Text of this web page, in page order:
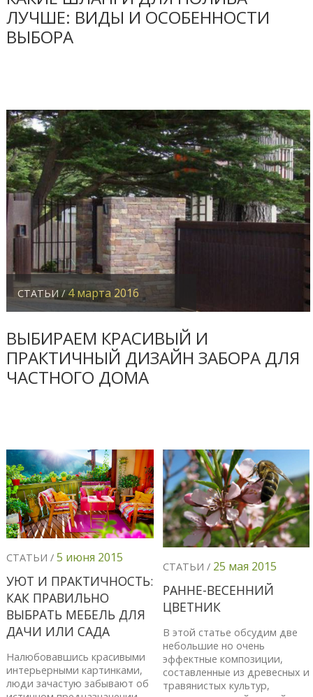
ЛУЧШЕ: ВИДЫ И ОСОБЕННОСТИ
ВЫБОРА
СТАТЬИ /4 марта 2016
ВЫБИРАЕМ КРАСИВЫЙ И
ПРАКТИЧНЫЙ ДИЗАЙН ЗАБОРА ДЛЯ
ЧАСТНОГО ДОМА
СТАТЬИ / 5 июня 2015
УЮТ И ПРАКТИЧНОСТЬ:
КАК ПРАВИЛЬНО
ВЫБРАТЬ МЕБЕЛЬ ДЛЯ
ДАЧИ ИЛИ САДА
Налюбовавшись красивыми
интерьерными картинками,
люди зачастую забывают об
СТАТЬИ / 25 мая 2015
РАННЕ-ВЕСЕННИЙ
ЦВЕТНИК
В этой статье обсудим две
небольшие но очень
эффектные композиции,
составленные из древесных и
травянистых культур,